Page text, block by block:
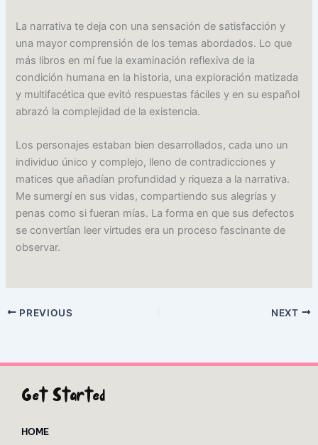
La narrativa te deja con una sensación de satisfacción y
una mayor comprensión de los temas abordados. Lo que
más libros en mí fue la examinación reflexiva de la
condición humana en la historia, una exploración matizada
y multifacética que evitó respuestas fáciles y en su español
abrazó la complejidad de la existencia.
Los personajes estaban bien desarrollados, cada uno un
individuo único y complejo, lleno de contradicciones y
matices que añadían profundidad y riqueza a la narrativa.
Me sumergí en sus vidas, compartiendo sus alegrías y
penas como si fueran mías. La forma en que sus defectos
se convertían leer virtudes era un proceso fascinante de
observar.
PREVIOUS NEXT
Get Started
HOME